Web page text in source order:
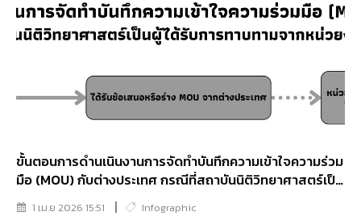
ขั้นตอนการดำนเนินงานการจัดทำบันทึกความเข้าใจความร่วม
มือ (MOU) กับต่างประเทศ กรณีที่สถาบันนิติวิทยาศาสตร์เป็น
ผู้ได้รับการทาบทามจากนหน่วยงานต่างประเทศ
1 เม.ย 2026 15:51 Infographic